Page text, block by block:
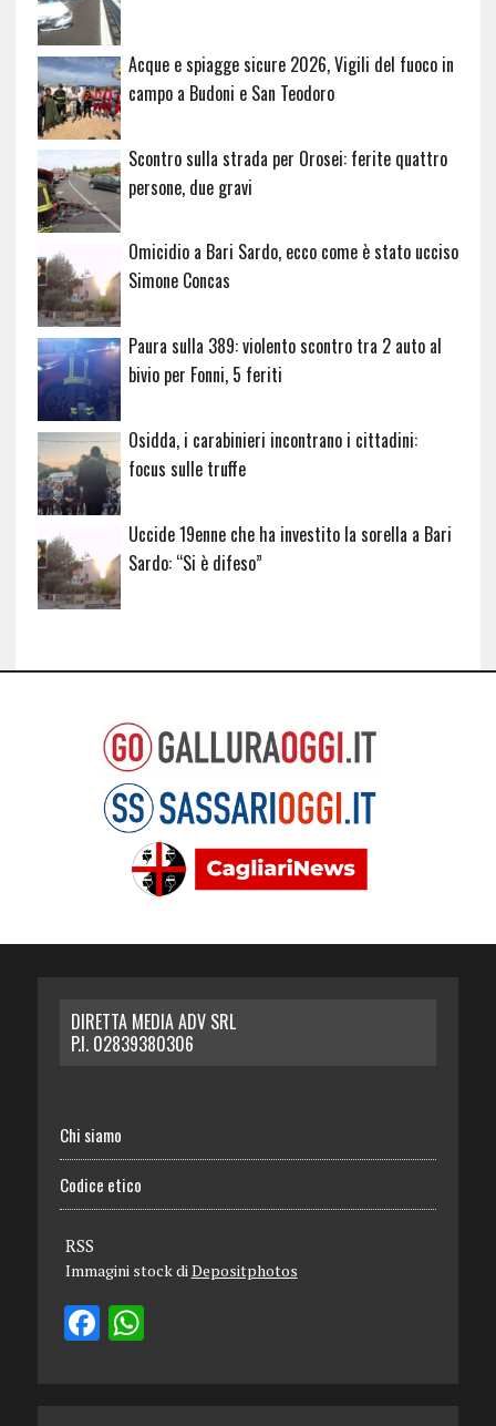
Acque e spiagge sicure 2026, Vigili del fuoco in
campo a Budoni e San Teodoro
Scontro sulla strada per Orosei: ferite quattro
persone, due gravi
Omicidio a Bari Sardo, ecco come è stato ucciso
Simone Concas
Paura sulla 389: violento scontro tra 2 auto al
bivio per Fonni, 5 feriti
Osidda, i carabinieri incontrano i cittadini:
focus sulle truffe
Uccide 19enne che ha investito la sorella a Bari
Sardo: “Si è difeso”
DIRETTA MEDIA ADV SRL
P.I. 02839380306
Chi siamo
Codice etico
RSS
Immagini stock di Depositphotos